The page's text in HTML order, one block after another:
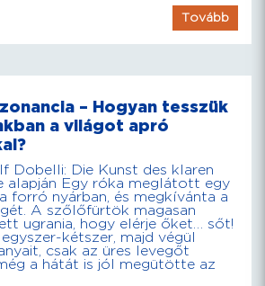
Tovább
– Hogyan tesszük
a világot apró
Dobelli: Die Kunst des klaren
alapján Egy róka meglátott egy
forró nyárban, és megkívánta a
A szőlőfürtök magasan
ugrania, hogy elérje őket… sőt!
kétszer, majd végül
csak az üres levegőt
a hátát is jól megütötte az